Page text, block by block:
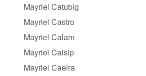
Mayriel Catubig
Mayriel Castro
Mayriel Calam
Mayriel Caisip
Mayriel Caeira